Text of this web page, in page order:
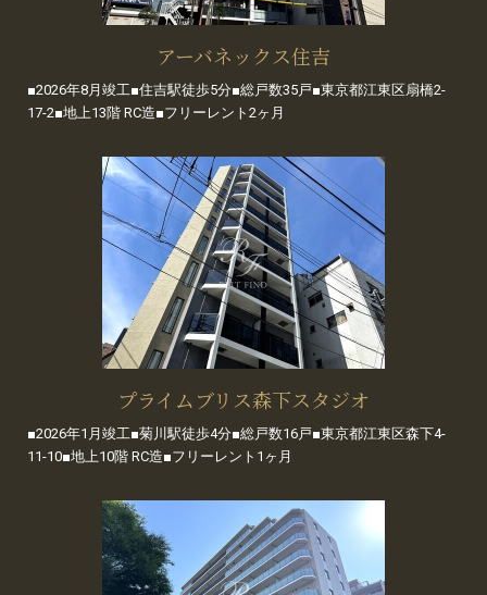
アーバネックス住吉
■2026年8月竣工■住吉駅徒歩5分■総戸数35戸■東京都江東区扇橋2-
17-2■地上13階 RC造■フリーレント2ヶ月
プライムブリス森下スタジオ
■2026年1月竣工■菊川駅徒歩4分■総戸数16戸■東京都江東区森下4-
11-10■地上10階 RC造■フリーレント1ヶ月